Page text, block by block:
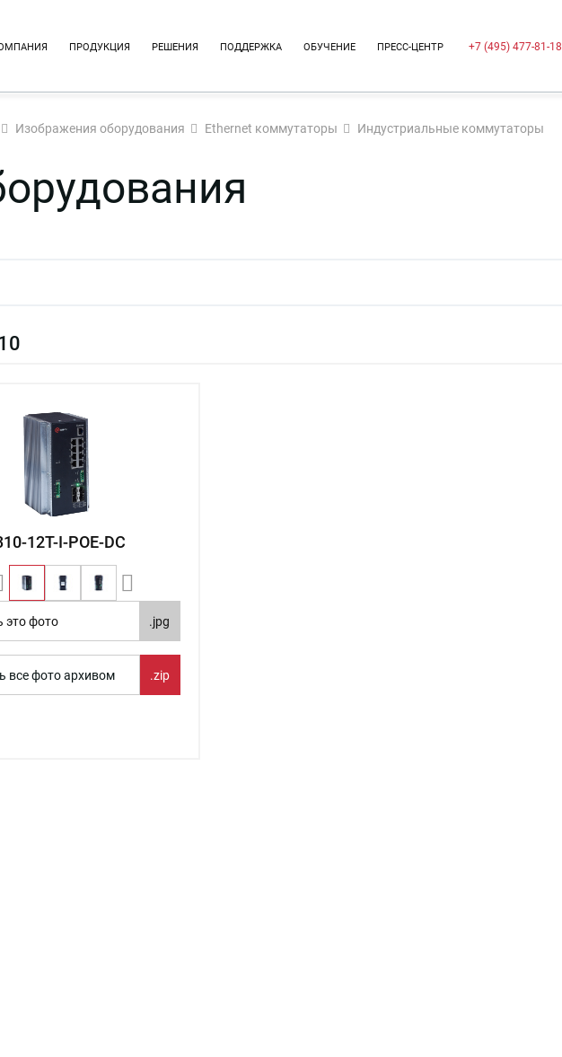
ПРОДУКЦИЯ РЕШЕНИЯ ПОДДЕРЖКА ОБУЧЕНИЕ ПРЕСС-ЦЕНТР +7 (495) 477-81-18
Изображения оборудования Ethernet коммутаторы Индустриальные коммутаторы
12T-I-POE-DC
это фото .jpg
все фото архивом .zip